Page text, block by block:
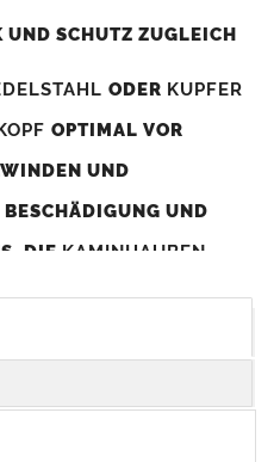
SCHUTZ ZUGLEICH
ODER KUPFER
OPTIMAL VOR
UND
UND
DIE KAMINHAUBEN
GESTALTERISCHES
DES BAUWERKS.